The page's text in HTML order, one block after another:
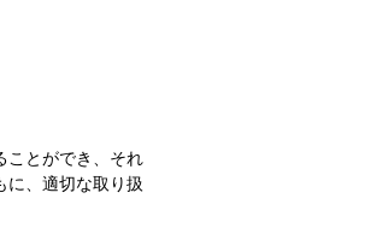
ことができ、それ
に、適切な取り扱